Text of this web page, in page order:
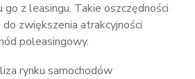
go z leasingu. Takie oszczędności
zwiększenia atrakcyjności
poleasingowy.
rynku samochodów